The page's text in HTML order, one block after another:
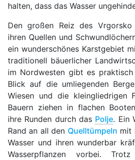
halten, dass das Wasser
Den großen Reiz des Vrgorsko
ihren Quellen und
ein wunderschönes Karstgebiet
traditionell bäuerlicher
im Nordwesten gibt es
Blick auf die umliegenden
Wiesen und die kleingliedrigen
Bauern ziehen in flachen
ihre Runden durch das Polje. Ein
Rand an all den Quelltümpeln mit
Wasser und ihren wunderbar
Wasserpflanzen vorbei.